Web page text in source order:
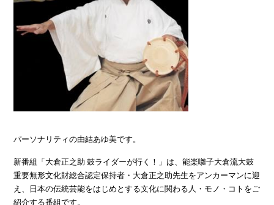
パーソナリティの由結あゆ美です。
新番組「大倉正之助 鼓ライダーが行く！」は、能楽囃子大倉流大鼓
重要無形文化財総合認定保持者・大倉正之助先生をアンカーマンに迎
え、日本の伝統芸能をはじめとする文化に関わる人・モノ・コトをご
紹介する番組です。